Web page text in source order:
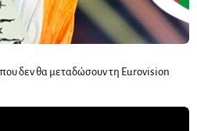
που δεν θα μεταδώσουν τη Eurovision